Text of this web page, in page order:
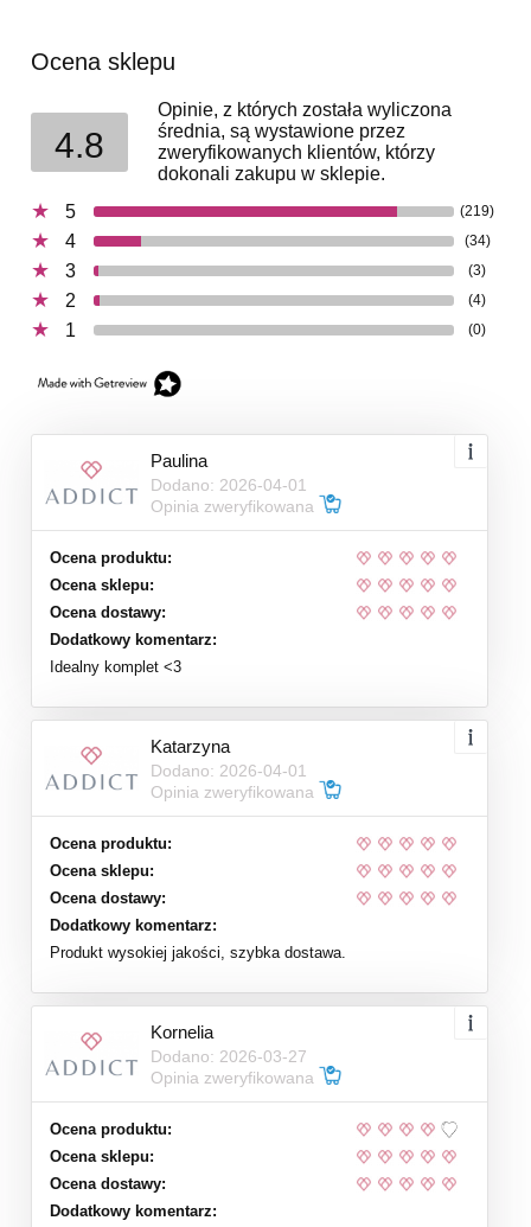
Ocena sklepu
4.8
Opinie, z których została wyliczona
średnia, są wystawione przez
zweryfikowanych klientów, którzy
dokonali zakupu w sklepie.
5
(219)
4 (34)
3 (3)
2 (4)
1 (0)
Paulina
Dodano: 2026-04-01
Opinia zweryfikowana
Ocena produktu:
Ocena sklepu:
Ocena dostawy:
Dodatkowy komentarz:
Idealny komplet <3
Katarzyna
Dodano: 2026-04-01
Opinia zweryfikowana
Ocena produktu:
Ocena sklepu:
Ocena dostawy:
Dodatkowy komentarz:
Produkt wysokiej jakości, szybka dostawa.
Kornelia
Dodano: 2026-03-27
Opinia zweryfikowana
Ocena produktu:
Ocena sklepu:
Ocena dostawy:
Dodatkowy komentarz: